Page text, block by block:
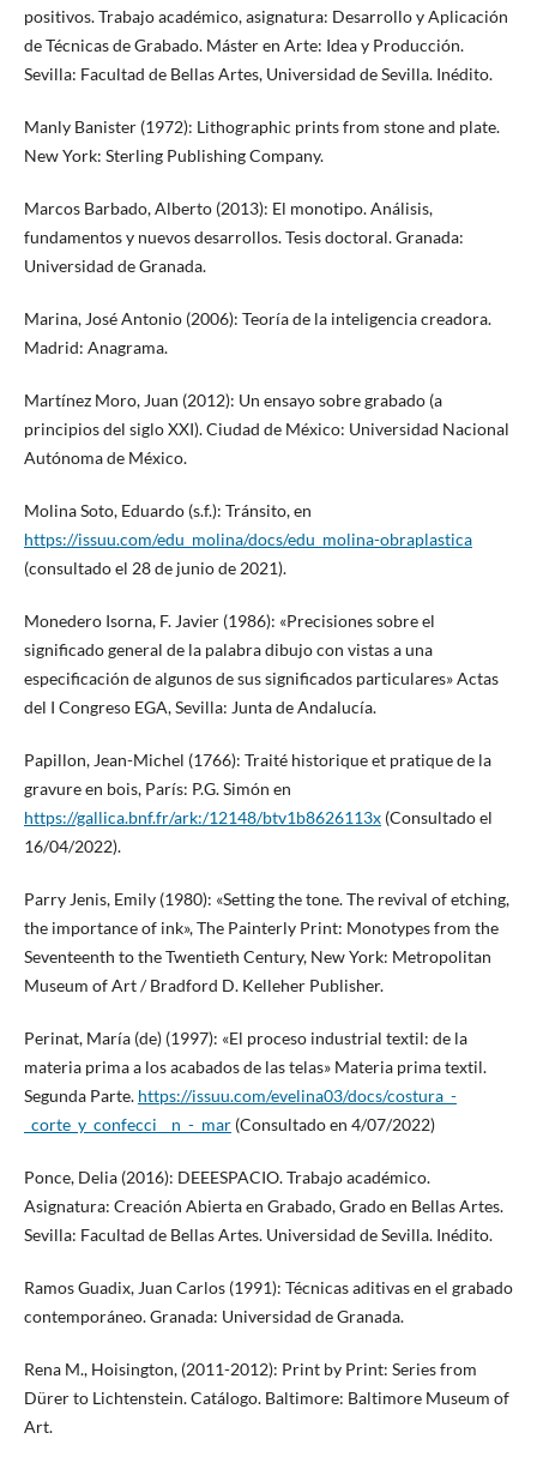
positivos. Trabajo académico, asignatura: Desarrollo y Aplicación
de Técnicas de Grabado. Máster en Arte: Idea y Producción.
Sevilla: Facultad de Bellas Artes, Universidad de Sevilla. Inédito.
Manly Banister (1972): Lithographic prints from stone and plate.
New York: Sterling Publishing Company.
Marcos Barbado, Alberto (2013): El monotipo. Análisis,
fundamentos y nuevos desarrollos. Tesis doctoral. Granada:
Universidad de Granada.
Marina, José Antonio (2006): Teoría de la inteligencia creadora.
Madrid: Anagrama.
Martínez Moro, Juan (2012): Un ensayo sobre grabado (a
principios del siglo XXI). Ciudad de México: Universidad Nacional
Autónoma de México.
Molina Soto, Eduardo (s.f.): Tránsito, en
https://issuu.com/edu_molina/docs/edu_molina-obraplastica
(consultado el 28 de junio de 2021).
Monedero Isorna, F. Javier (1986): «Precisiones sobre el
significado general de la palabra dibujo con vistas a una
especificación de algunos de sus significados particulares» Actas
del I Congreso EGA, Sevilla: Junta de Andalucía.
Papillon, Jean-Michel (1766): Traité historique et pratique de la
gravure en bois, París: P.G. Simón en
https://gallica.bnf.fr/ark:/12148/btv1b8626113x(Consultado el
16/04/2022).
Parry Jenis, Emily (1980): «Setting the tone. The revival of etching,
the importance of ink», The Painterly Print: Monotypes from the
Seventeenth to the Twentieth Century, New York: Metropolitan
Museum of Art / Bradford D. Kelleher Publisher.
Perinat, María (de) (1997): «El proceso industrial textil: de la
materia prima a los acabados de las telas» Materia prima textil.
Segunda Parte. https://issuu.com/evelina03/docs/costura_-
_corte_y_confecci__n_-_mar(Consultado en 4/07/2022)
Ponce, Delia (2016): DEEESPACIO. Trabajo académico.
Asignatura: Creación Abierta en Grabado, Grado en Bellas Artes.
Sevilla: Facultad de Bellas Artes. Universidad de Sevilla. Inédito.
Ramos Guadix, Juan Carlos (1991): Técnicas aditivas en el grabado
contemporáneo. Granada: Universidad de Granada.
Rena M., Hoisington, (2011-2012): Print by Print: Series from
Dürer to Lichtenstein. Catálogo. Baltimore: Baltimore Museum of
Art.